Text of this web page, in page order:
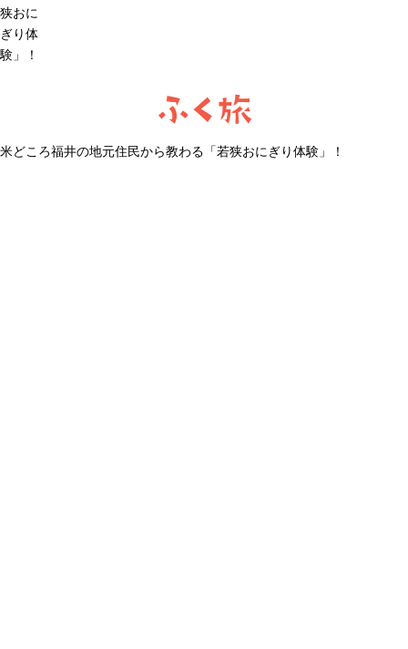
狭おに
ぎり体
験」！
ふく旅
米どころ福井の地元住民から教わる「若狭おにぎり体験」！